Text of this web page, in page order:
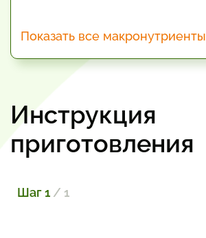
Показать все макронутриенты
Инструкция
приготовления
Шаг 1 / 1